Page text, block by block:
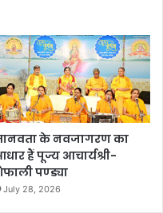
के नवजागरण का
हैं पूज्य आचार्यश्री-
पण्ड्या
July 28, 2026